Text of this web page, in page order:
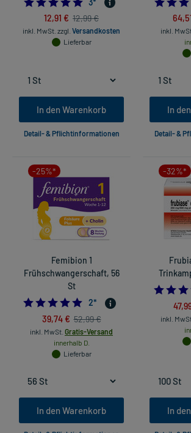
12,91 € 12,99 €
inkl. MwSt. zzgl. Versandkosten
Lieferbar
In den Warenkorb
Detail- & Pflichtinformationen
inkl.
In
Detail- &
-25%*
Femibion 1
Frühschwangerschaft, 56
St
5.0
2*
39,74 € 52,99 €
inkl. MwSt. Gratis-Versand
innerhalb D.
Lieferbar
In den Warenkorb
-32%*
inkl.
In